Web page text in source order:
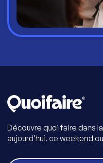
Découvre quoi faire dans
aujourd’hui, ce weekend